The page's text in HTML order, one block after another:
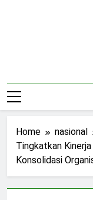
Home
nasional
Tingkatkan
Konsolidasi